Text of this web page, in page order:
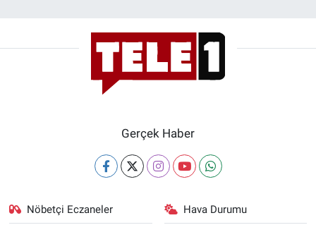
Gerçek Haber
Nöbetçi Eczaneler Hava Durumu